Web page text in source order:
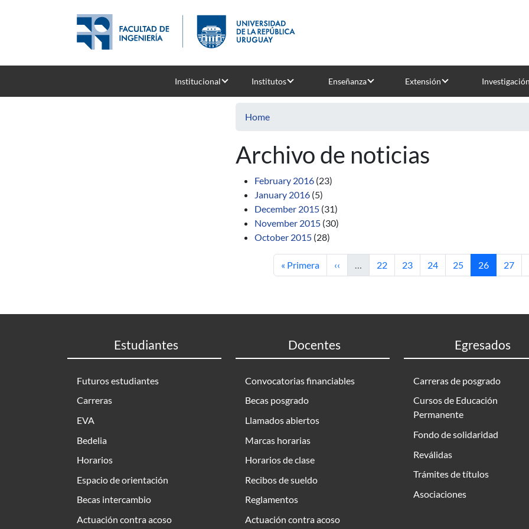
Institucional Institutos Enseñanza Extensión Investigación
Home
Archivo de noticias
February 2016 (23)
January 2016 (5)
December 2015 (31)
November 2015 (30)
October 2015 (28)
First page
« Primera Previous page
‹‹ … Page
22 Page
23 Page
24 Page
25 Current
26 Page
27
Estudiantes
Futuros estudiantes
Carreras
EVA
Bedelia
Horarios
Espacio de orientación
Becas intercambio
Actuación contra acoso
Docentes
Convocatorias financiables
Becas posgrado
Llamados abiertos
Marcas horarias
Horarios de clase
Recibos de sueldo
Reglamentos
Actuación contra acoso
Egresados
Carreras de posgrado
Cursos de Educación
Permanente
Fondo de solidaridad
Reválidas
Trámites de títulos
Asociaciones